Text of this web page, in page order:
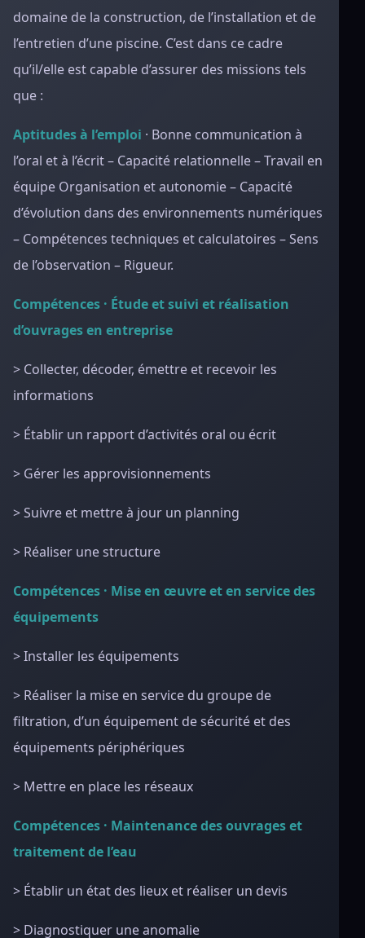
domaine de la construction, de l’installation et de
l’entretien d’une piscine. C’est dans ce cadre
qu’il/elle est capable d’assurer des missions tels
que :
Aptitudes à l’emploi · Bonne communication à
l’oral et à l’écrit – Capacité relationnelle – Travail en
équipe Organisation et autonomie – Capacité
d’évolution dans des environnements numériques
– Compétences techniques et calculatoires – Sens
de l’observation – Rigueur.
Compétences · Étude et suivi et réalisation
d’ouvrages en entreprise
> Collecter, décoder, émettre et recevoir les
informations
> Établir un rapport d’activités oral ou écrit
> Gérer les approvisionnements
> Suivre et mettre à jour un planning
> Réaliser une structure
Compétences · Mise en œuvre et en service des
équipements
> Installer les équipements
> Réaliser la mise en service du groupe de
filtration, d’un équipement de sécurité et des
équipements périphériques
> Mettre en place les réseaux
Compétences · Maintenance des ouvrages et
traitement de l’eau
> Établir un état des lieux et réaliser un devis
> Diagnostiquer une anomalie